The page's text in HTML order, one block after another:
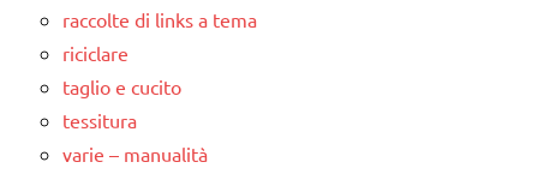
raccolte di links a tema
riciclare
taglio e cucito
tessitura
varie – manualità